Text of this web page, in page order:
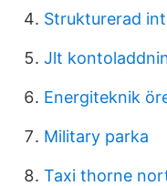
Strukturerad
Jlt
Energiteknik
Military parka
Taxi thorne